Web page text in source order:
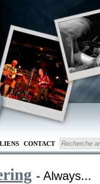
LIENS CONTACT
- Always...